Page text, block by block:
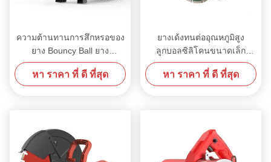
ความต้านทานการสึกหรอของ
ยาง Bouncy Ball ยาง
ธรรมชาติ PU ซิลิโคนต่อต้าน
- ผลกระทบ
หา ราคา ที่ ดี ที่สุด
ยางเด้งทนต่ออุณหภูมิสูง
ลูกบอลซิลิโคนขนาดเล็ก
สีน้ำเงินสีดำสีขาว
หา ราคา ที่ ดี ที่สุด